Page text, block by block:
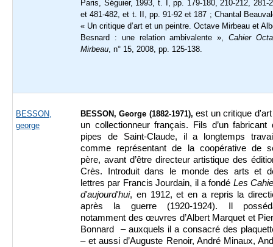
Paris, Séguier, 1993, t. I, pp. 179-180, 210-212, 281-
et 481-482, et t. II, pp. 91-92 et 187 ; Chantal
« Un critique d’art et un peintre. Octave Mirbeau et
Besnard : une relation ambivalente »,Cahier
Mirbeau, n° 15, 2008, pp. 125-138.
BESSON,
george
BESSON, George (1882-1971),est un critique
un collectionneur français. Fils d’un fabricant
pipes de Saint-Claude, il a longtemps
comme représentant de la coopérative de
père, avant d’être directeur artistique des
Crès. Introduit dans le monde des arts et
lettres par Francis Jourdain, il a fondé Les
d'aujourd'hui, en 1912, et en a repris la
après la guerre (1920-1924). Il
notamment des œuvres d’Albert Marquet et
Bonnard – auxquels il a consacré des
– et aussi d’Auguste Renoir, André Minaux,